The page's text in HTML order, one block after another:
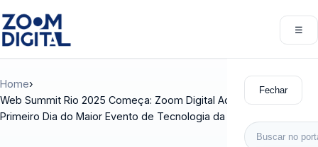
☰
Fechar
Buscar por:
Home›
Web Summit Rio 2025 Começa: Zoom Digital Acompanha o
Primeiro Dia do Maior Evento de Tecnologia da América Latina